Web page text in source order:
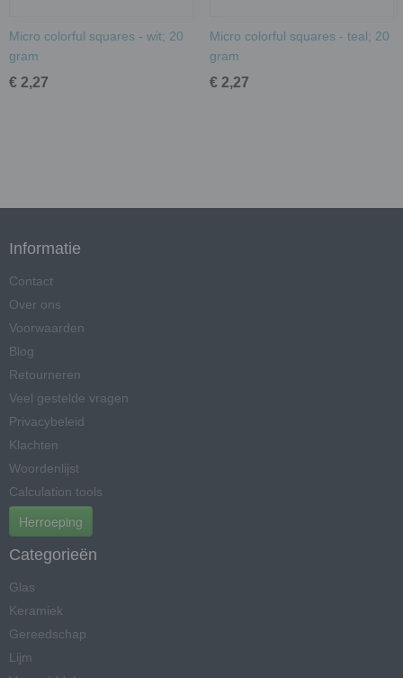
Micro colorful squares - wit; 20
gram
€ 2,27
Micro colorful squares - teal; 20
gram
€ 2,27
Informatie
Contact
Over ons
Voorwaarden
Blog
Retourneren
Veel gestelde vragen
Privacybeleid
Klachten
Woordenlijst
Calculation tools
Herroeping
Categorieën
Glas
Keramiek
Gereedschap
Lijm